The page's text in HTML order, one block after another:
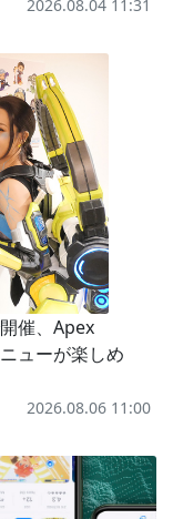
2026.08.04 11:31
催、Apex
ューが楽しめ
2026.08.06 11:00